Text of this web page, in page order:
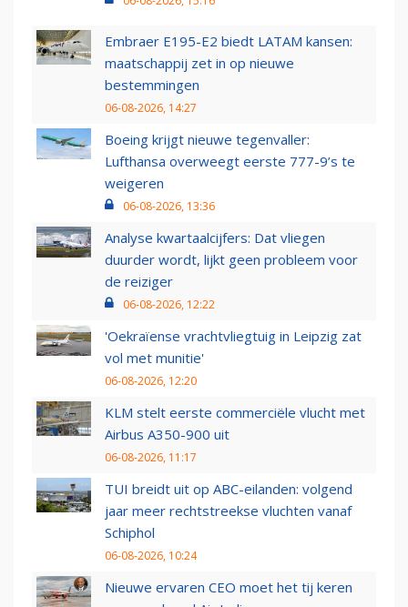
Embraer E195-E2 biedt LATAM kansen:
maatschappij zet in op nieuwe
bestemmingen
06-08-2026, 14:27
Boeing krijgt nieuwe tegenvaller:
Lufthansa overweegt eerste 777-9’s te
weigeren
06-08-2026, 13:36
Analyse kwartaalcijfers: Dat vliegen
duurder wordt, lijkt geen probleem voor
de reiziger
06-08-2026, 12:22
'Oekraïense vrachtvliegtuig in Leipzig zat
vol met munitie'
06-08-2026, 12:20
KLM stelt eerste commerciële vlucht met
Airbus A350-900 uit
06-08-2026, 11:17
TUI breidt uit op ABC-eilanden: volgend
jaar meer rechtstreekse vluchten vanaf
Schiphol
06-08-2026, 10:24
Nieuwe ervaren CEO moet het tij keren